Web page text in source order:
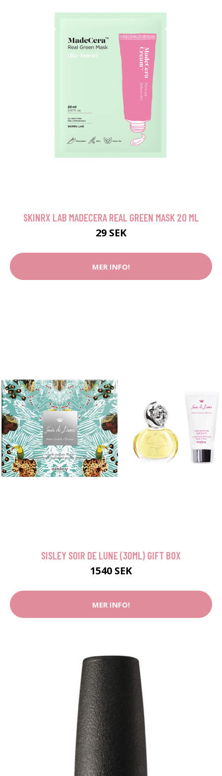
SKINRX LAB MADECERA REAL GREEN MASK 20 ML
29 SEK
MER INFO!
SISLEY SOIR DE LUNE (30ML) GIFT BOX
1540 SEK
MER INFO!